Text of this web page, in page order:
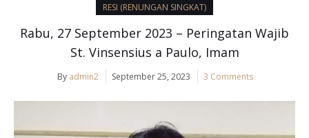
RESI (RENUNGAN SINGKAT)
Rabu, 27 September 2023 – Peringatan Wajib
St. Vinsensius a Paulo, Imam
By admin2 September 25, 2023 3 Comments